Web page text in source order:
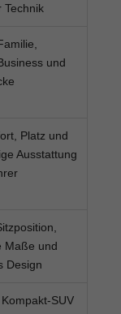
Technik
und
Platz und
Ausstattung
Maße und
Design
SUV